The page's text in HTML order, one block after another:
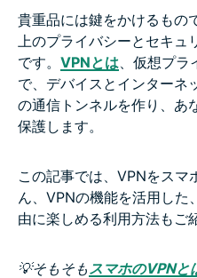
貴重品には鍵をかけるもの
上のプライバシーとセキ
です。 VPNとは 、仮想プ
で、デバイスとインターネ
の通信トンネルを作り、あ
保護します。
この記事では、VPNをスマ
ん、VPNの機能を活用した
由に楽しめる利用方法もご
💡そもそも スマホのVPNと